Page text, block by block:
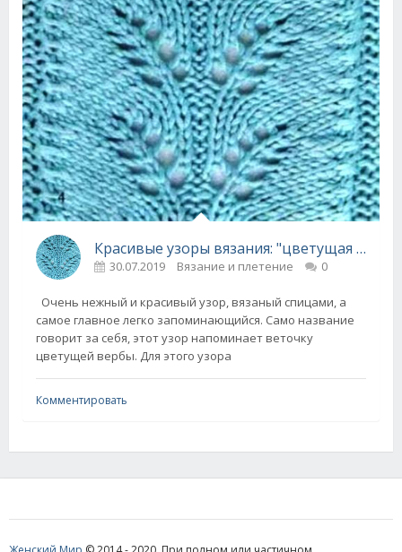
Красивые узоры вязания: "цветущая верба" и "плетенка"
30.07.2019 Вязание и плетение 0
Очень нежный и красивый узор, вязаный спицами, а
самое главное легко запоминающийся. Само название
говорит за себя, этот узор напоминает веточку
цветущей вербы. Для этого узора
Комментировать